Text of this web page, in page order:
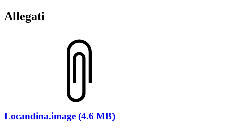
Allegati
Locandina.image (4.6 MB)